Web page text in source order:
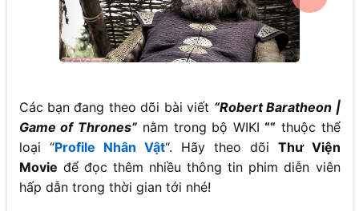
Các bạn đang theo dõi bài viết “Robert Baratheon |
Game of Thrones” nằm trong bộ WIKI ““thuộc thể
loại “Profile Nhân Vật“. Hãy theo dõi Thư Viện
Movie để đọc thêm nhiều thông tin phim diễn viên
hấp dẫn trong thời gian tới nhé!